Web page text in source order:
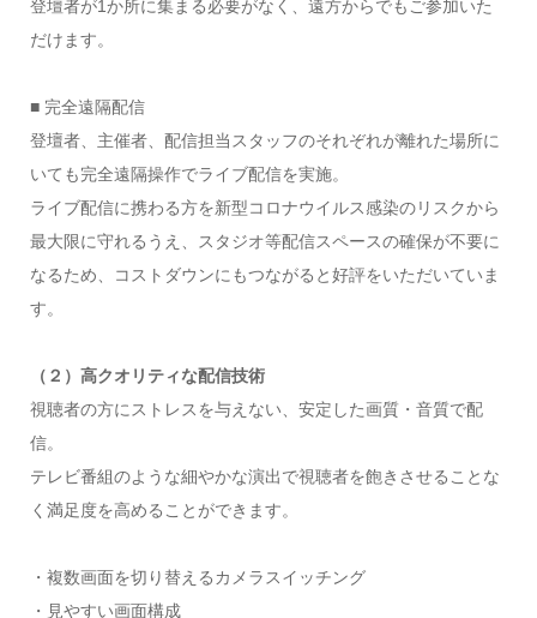
登壇者が1か所に集まる必要がなく、遠方からでもご参加いた
だけます。
■ 完全遠隔配信
登壇者、主催者、配信担当スタッフのそれぞれが離れた場所に
いても完全遠隔操作でライブ配信を実施。
ライブ配信に携わる方を新型コロナウイルス感染のリスクから
最大限に守れるうえ、スタジオ等配信スペースの確保が不要に
なるため、コストダウンにもつながると好評をいただいていま
す。
（２）高クオリティな配信技術
視聴者の方にストレスを与えない、安定した画質・音質で配
信。
テレビ番組のような細やかな演出で視聴者を飽きさせることな
く満足度を高めることができます。
・複数画面を切り替えるカメラスイッチング
・見やすい画面構成